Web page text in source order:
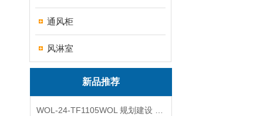
通风柜
风淋室
新品推荐